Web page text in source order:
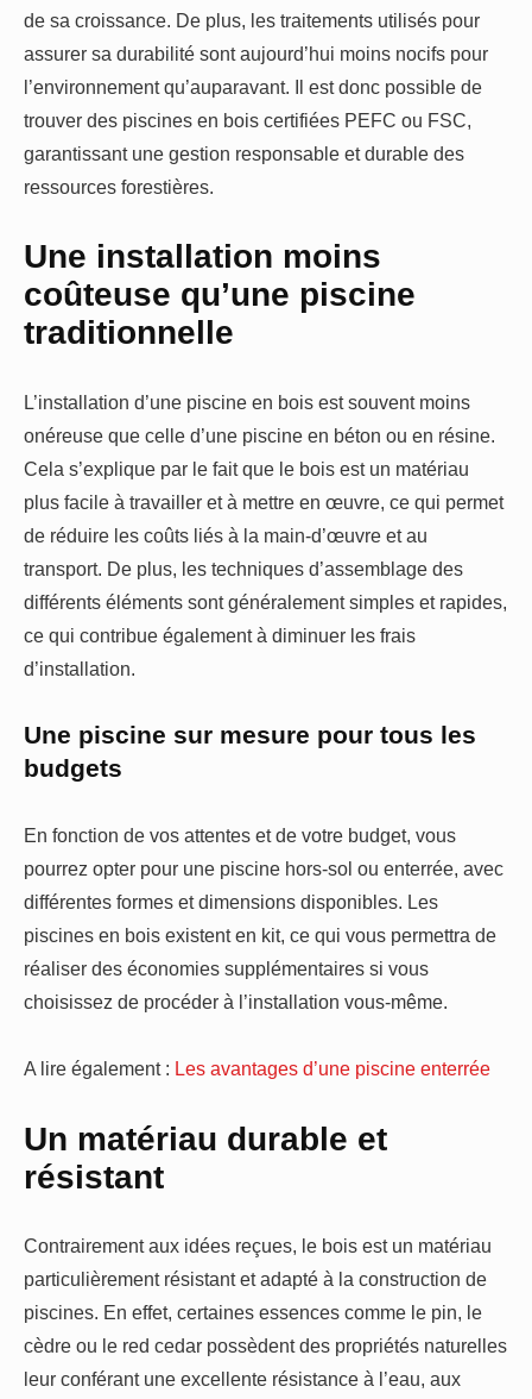
de sa croissance. De plus, les traitements utilisés pour
assurer sa durabilité sont aujourd’hui moins nocifs pour
l’environnement qu’auparavant. Il est donc possible de
trouver des piscines en bois certifiées PEFC ou FSC,
garantissant une gestion responsable et durable des
ressources forestières.
Une installation moins
coûteuse qu’une piscine
traditionnelle
L’installation d’une piscine en bois est souvent moins
onéreuse que celle d’une piscine en béton ou en résine.
Cela s’explique par le fait que le bois est un matériau
plus facile à travailler et à mettre en œuvre, ce qui permet
de réduire les coûts liés à la main-d’œuvre et au
transport. De plus, les techniques d’assemblage des
différents éléments sont généralement simples et rapides,
ce qui contribue également à diminuer les frais
d’installation.
Une piscine sur mesure pour tous les
budgets
En fonction de vos attentes et de votre budget, vous
pourrez opter pour une piscine hors-sol ou enterrée, avec
différentes formes et dimensions disponibles. Les
piscines en bois existent en kit, ce qui vous permettra de
réaliser des économies supplémentaires si vous
choisissez de procéder à l’installation vous-même.
A lire également : Les avantages d’une piscine enterrée
Un matériau durable et
résistant
Contrairement aux idées reçues, le bois est un matériau
particulièrement résistant et adapté à la construction de
piscines. En effet, certaines essences comme le pin, le
cèdre ou le red cedar possèdent des propriétés naturelles
leur conférant une excellente résistance à l’eau, aux